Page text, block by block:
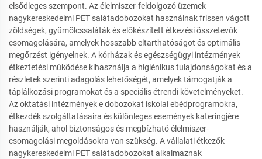
elsődleges szempont. Az élelmiszer-feldolgozó üzemek
nagykereskedelmi PET salátadobozokat használnak frissen vágott
zöldségek, gyümölcssaláták és előkészített étkezési összetevők
csomagolására, amelyek hosszabb eltarthatóságot és optimális
megőrzést igényelnek. A kórházak és egészségügyi intézmények
étkeztetési működése kihasználja a higiénikus tulajdonságokat és a
részletek szerinti adagolás lehetőségét, amelyek támogatják a
táplálkozási programokat és a speciális étrendi követelményeket.
Az oktatási intézmények e dobozokat iskolai ebédprogramokra,
étkezdék szolgáltatásaira és különleges események kateringjére
használják, ahol biztonságos és megbízható élelmiszer-
csomagolási megoldásokra van szükség. A vállalati étkezők
nagykereskedelmi PET salátadobozokat alkalmaznak